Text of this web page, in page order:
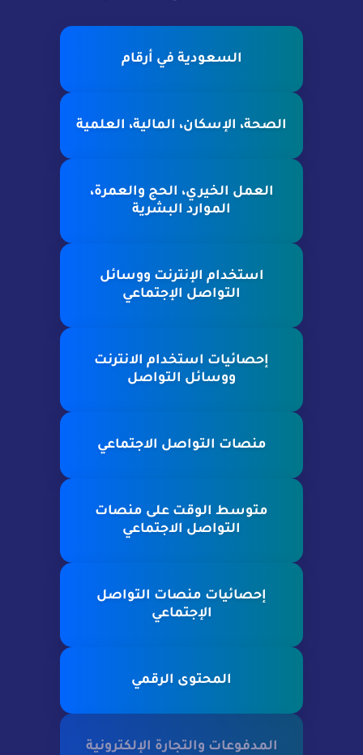
السعودية في أرقام
الصحة، الإسكان، المالية، العلمية
العمل الخيري، الحج والعمرة،
الموارد البشرية
استخدام الإنترنت ووسائل
التواصل الإجتماعي
إحصائيات استخدام الانترنت
ووسائل التواصل
منصات التواصل الاجتماعي
متوسط الوقت على منصات
التواصل الاجتماعي
إحصائيات منصات التواصل
الإجتماعي
المحتوى الرقمي
المدفوعات والتجارة الإلكترونية